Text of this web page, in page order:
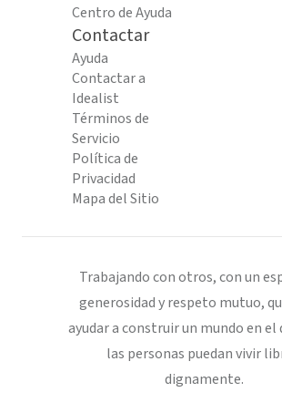
Centro de Ayuda
Contactar
Ayuda
Contactar a
Idealist
Términos de
Servicio
Política de
Privacidad
Mapa del Sitio
Trabajando con otros, con un
generosidad y respeto mutuo,
ayudar a construir un mundo en el
las personas puedan vivir
dignamente.